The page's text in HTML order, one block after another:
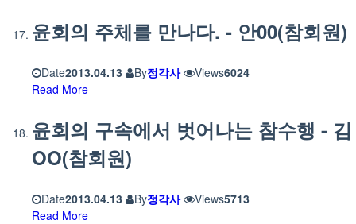
윤회의 주체를 만나다. - 안00(참회원)
Date2013.04.13 By정각사 Views6024
Read More
윤회의 구속에서 벗어나는 참수행 - 김
OO(참회원)
Date2013.04.13 By정각사 Views5713
Read More